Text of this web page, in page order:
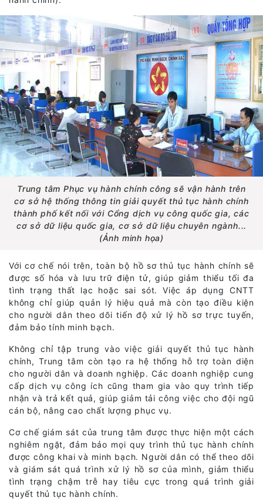
Trung tâm Phục vụ hành chính công sẽ vận hành trên
cơ sở hệ thống thông tin giải quyết thủ tục hành chính
thành phố kết nối với Cổng dịch vụ công quốc gia, các
cơ sở dữ liệu quốc gia, cơ sở dữ liệu chuyên ngành...
(Ảnh minh họa)
Với cơ chế nói trên, toàn bộ hồ sơ thủ tục hành chính sẽ
được số hóa và lưu trữ điện tử, giúp giảm thiểu tối đa
tình trạng thất lạc hoặc sai sót. Việc áp dụng CNTT
không chỉ giúp quản lý hiệu quả mà còn tạo điều kiện
cho người dân theo dõi tiến độ xử lý hồ sơ trực tuyến,
đảm bảo tính minh bạch.
Không chỉ tập trung vào việc giải quyết thủ tục hành
chính, Trung tâm còn tạo ra hệ thống hỗ trợ toàn diện
cho người dân và doanh nghiệp. Các doanh nghiệp cung
cấp dịch vụ công ích cũng tham gia vào quy trình tiếp
nhận và trả kết quả, giúp giảm tải công việc cho đội ngũ
cán bộ, nâng cao chất lượng phục vụ.
Cơ chế giám sát của trung tâm được thực hiện một cách
nghiêm ngặt, đảm bảo mọi quy trình thủ tục hành chính
được công khai và minh bạch. Người dân có thể theo dõi
và giám sát quá trình xử lý hồ sơ của mình, giảm thiểu
tình trạng chậm trễ hay tiêu cực trong quá trình giải
quyết thủ tục hành chính.